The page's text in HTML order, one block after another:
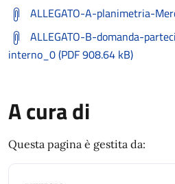
ALLEGATO-A-planimetria-
ALLEGATO-B-domanda-
interno_0 (PDF 908.64 kB)
A cura di
Questa pagina è gestita da: